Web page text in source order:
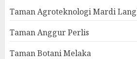
Taman Agroteknologi Mardi
Taman Anggur Perlis
Taman Botani Melaka